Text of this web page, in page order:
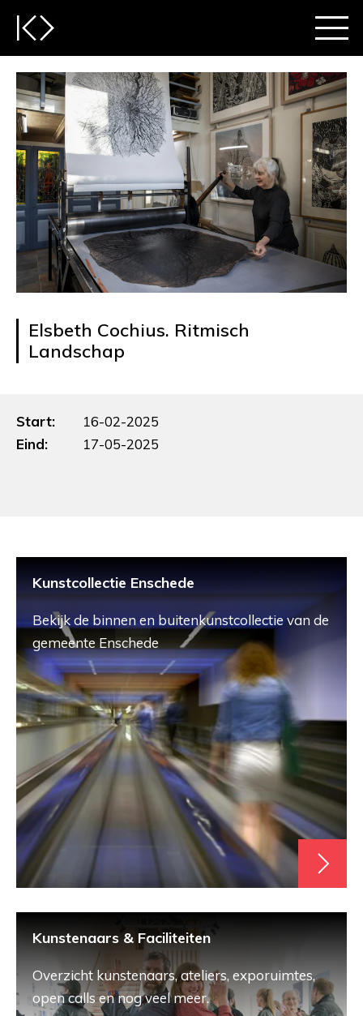
Elsbeth Cochius. Ritmisch
Landschap
Start:
16-02-2025
Eind:
17-05-2025
Kunstcollectie Enschede
Bekijk de binnen en buitenkunstcollectie van de
gemeente Enschede
Kunstenaars & Faciliteiten
Overzicht kunstenaars, ateliers, exporuimtes,
open calls en nog veel meer.